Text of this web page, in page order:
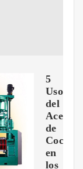
5
Usos
del
Aceite
de
Coco
en
los